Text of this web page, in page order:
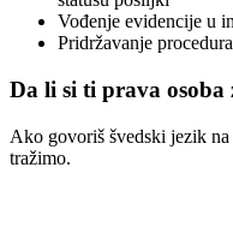
Vođenje evidencije u
Pridržavanje
Da li si ti prava osoba
Ako govoriš švedski jezik
tražimo.